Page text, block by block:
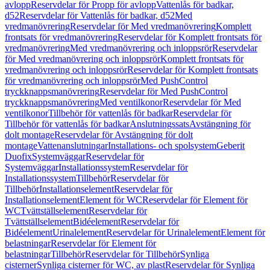
avloppReservdelar för Propp för avloppVattenlås för badkar,
d52Reservdelar för Vattenlås för badkar, d52Med
vredmanövreringReservdelar för Med vredmanövreringKomplett
frontsats för vredmanövreringReservdelar för Komplett frontsats för
vredmanövreringMed vredmanövrering och inloppsrörReservdelar
för Med vredmanövrering och inloppsrörKomplett frontsats för
vredmanövrering och inloppsrörReservdelar för Komplett frontsats
för vredmanövrering och inloppsrörMed PushControl
tryckknappsmanövreringReservdelar för Med PushControl
tryckknappsmanövreringMed ventilkonorReservdelar för Med
ventilkonorTillbehör för vattenlås för badkarReservdelar för
Tillbehör för vattenlås för badkarAnslutningssatsAvstängning för
dolt montageReservdelar för Avstängning för dolt
montageVattenanslutningarInstallations- och spolsystemGeberit
DuofixSystemväggarReservdelar för
SystemväggarInstallationssystemReservdelar för
InstallationssystemTillbehörReservdelar för
TillbehörInstallationselementReservdelar för
InstallationselementElement för WCReservdelar för Element för
WCTvättställselementReservdelar för
TvättställselementBidéelementReservdelar för
BidéelementUrinalelementReservdelar för UrinalelementElement för
belastningarReservdelar för Element för
belastningarTillbehörReservdelar för TillbehörSynliga
cisternerSynliga cisterner för WC, av plastReservdelar för Synliga